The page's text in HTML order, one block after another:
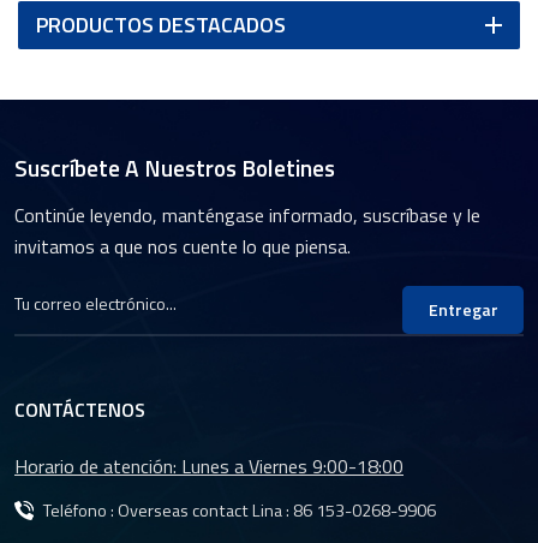
PRODUCTOS DESTACADOS
Suscríbete A Nuestros Boletines
Continúe leyendo, manténgase informado, suscríbase y le
invitamos a que nos cuente lo que piensa.
Entregar
CONTÁCTENOS
Horario de atención: Lunes a Viernes 9:00-18:00
Teléfono : Overseas contact Lina : 86 153-0268-9906